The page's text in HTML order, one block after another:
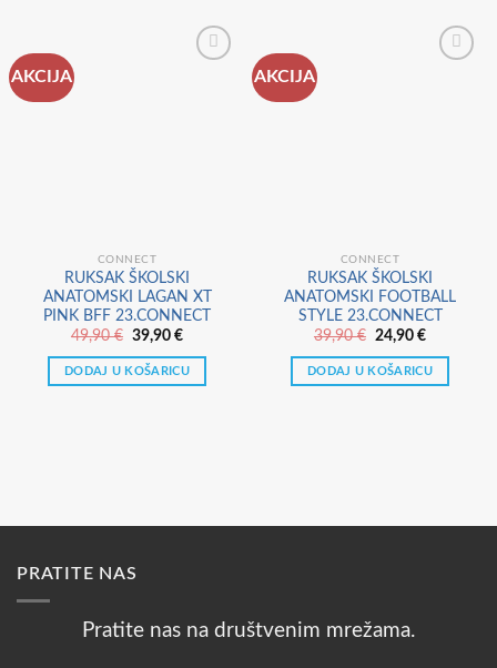
AKCIJA
CONNECT
RUKSAK ŠKOLSKI
ANATOMSKI LAGAN XT
PINK BFF 23.CONNECT
49,90€ Izvorna
bila
je:
39,90€Trenutna
je:
39,90 €.
DODAJ U KOŠARICU
AKCIJA
CONNECT
RUKSAK ŠKOLSKI
ANATOMSKI FOOTBALL
STYLE 23.CONNECT
39,90€ Izvorna
bila
je:
24,90€Trenutna
je:
24,90 €.
DODAJ U KOŠARICU
PRATITE NAS
Pratite nas na društvenim mrežama.